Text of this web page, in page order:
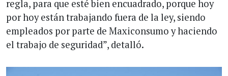
regla, para que esté bien encuadrado, porque hoy
por hoy están trabajando fuera de la ley, siendo
empleados por parte de Maxiconsumo y haciendo
el trabajo de seguridad”, detalló.